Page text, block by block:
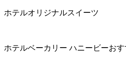
ホテルオリジナルスイーツ
ホテルベーカリー ハニービーお